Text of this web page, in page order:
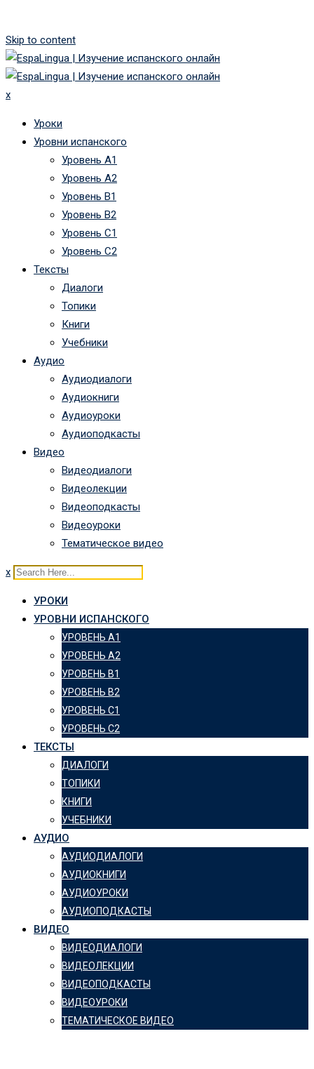
Skip to content
x
Уроки
Уровни испанского
Уровень А1
Уровень А2
Уровень B1
Уровень B2
Уровень C1
Уровень C2
Тексты
Диалоги
Топики
Книги
Учебники
Аудио
Аудиодиалоги
Аудиокниги
Аудиоуроки
Аудиоподкасты
Видео
Видеодиалоги
Видеолекции
Видеоподкасты
Видеоуроки
Тематическое видео
x
УРОКИ
УРОВНИ ИСПАНСКОГО
УРОВЕНЬ А1
УРОВЕНЬ А2
УРОВЕНЬ B1
УРОВЕНЬ B2
УРОВЕНЬ C1
УРОВЕНЬ C2
ТЕКСТЫ
ДИАЛОГИ
ТОПИКИ
КНИГИ
УЧЕБНИКИ
АУДИО
АУДИОДИАЛОГИ
АУДИОКНИГИ
АУДИОУРОКИ
АУДИОПОДКАСТЫ
ВИДЕО
ВИДЕОДИАЛОГИ
ВИДЕОЛЕКЦИИ
ВИДЕОПОДКАСТЫ
ВИДЕОУРОКИ
ТЕМАТИЧЕСКОЕ ВИДЕО